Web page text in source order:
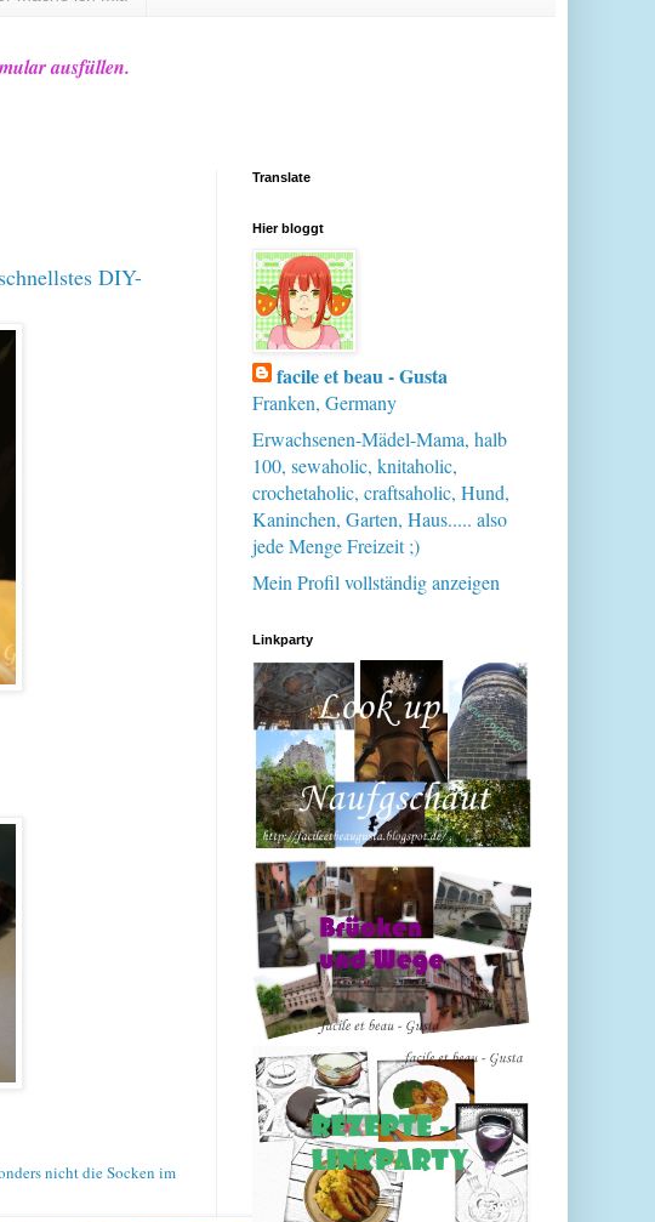
ausfüllen.
DIY-
nicht die Socken im
Translate
Hier bloggt
facile et beau - Gusta
Franken, Germany
Erwachsenen-Mädel-Mama, halb
100, sewaholic, knitaholic,
crochetaholic, craftsaholic, Hund,
Kaninchen, Garten, Haus..... also
jede Menge Freizeit ;)
Mein Profil vollständig anzeigen
Linkparty